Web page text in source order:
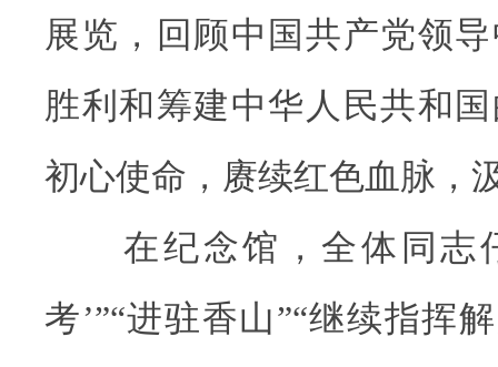
展览，回顾中国共产党领
胜利和筹建中华人民共和
初心使命，赓续红色血脉，
在纪念馆，全体同志
考’”“进驻香山”“继续指挥